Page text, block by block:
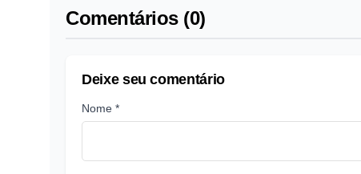
Comentários (0)
Deixe seu comentário
Nome *